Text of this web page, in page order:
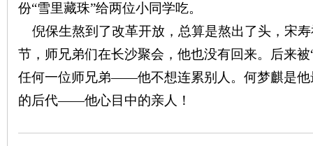
份“雪里藏珠”给两位小同学吃。
倪保生熬到了改革开放，总算是熬出了头，宋
节，师兄弟们在长沙聚会，他也没有回来。后来
任何一位师兄弟——他不想连累别人。何梦麒是他
的后代——他心目中的亲人！